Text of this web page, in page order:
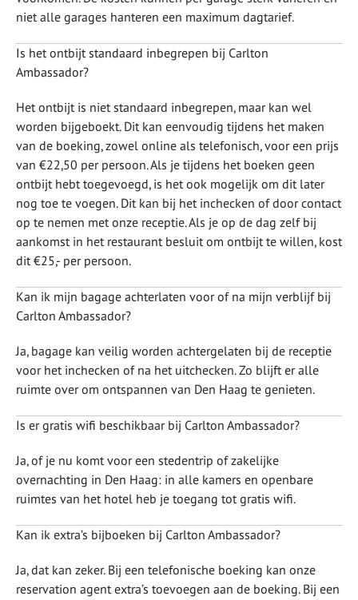
niet alle garages hanteren een maximum dagtarief.
Is het ontbijt standaard inbegrepen bij Carlton
Ambassador?
Het ontbijt is niet standaard inbegrepen, maar kan wel
worden bijgeboekt. Dit kan eenvoudig tijdens het maken
van de boeking, zowel online als telefonisch, voor een prijs
van €22,50 per persoon. Als je tijdens het boeken geen
ontbijt hebt toegevoegd, is het ook mogelijk om dit later
nog toe te voegen. Dit kan bij het inchecken of door contact
op te nemen met onze receptie. Als je op de dag zelf bij
aankomst in het restaurant besluit om ontbijt te willen, kost
dit €25,- per persoon.
Kan ik mijn bagage achterlaten voor of na mijn verblijf bij
Carlton Ambassador?
Ja, bagage kan veilig worden achtergelaten bij de receptie
voor het inchecken of na het uitchecken. Zo blijft er alle
ruimte over om ontspannen van Den Haag te genieten.
Is er gratis wifi beschikbaar bij Carlton Ambassador?
Ja, of je nu komt voor een stedentrip of zakelijke
overnachting in Den Haag: in alle kamers en openbare
ruimtes van het hotel heb je toegang tot gratis wifi.
Kan ik extra’s bijboeken bij Carlton Ambassador?
Ja, dat kan zeker. Bij een telefonische boeking kan onze
reservation agent extra’s toevoegen aan de boeking. Bij een